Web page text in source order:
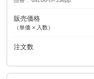
販売価格
（単価 × 入数）
注文数